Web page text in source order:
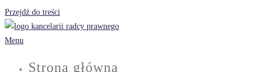
Przejdź do treści
Menu
Strona główna